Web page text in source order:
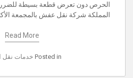
الحرص دون تعرض قطعة بسيطة
المملكة شركة نقل عفش بالمجمعة
Read More
Posted in خدمات نقل